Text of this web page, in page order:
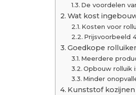
De voordelen
Wat kost
Kosten voor
Prijsvoorbeeld
Goedkope
Meerdere
Opbouw rolluik
Minder
Kunststof